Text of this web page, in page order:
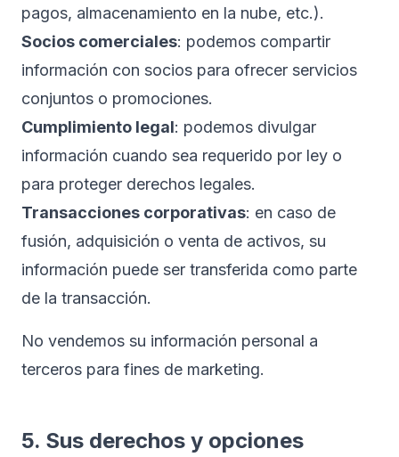
pagos, almacenamiento en la nube, etc.).
Socios comerciales: podemos compartir
información con socios para ofrecer servicios
conjuntos o promociones.
Cumplimiento legal: podemos divulgar
información cuando sea requerido por ley o
para proteger derechos legales.
Transacciones corporativas: en caso de
fusión, adquisición o venta de activos, su
información puede ser transferida como parte
de la transacción.
No vendemos su información personal a
terceros para fines de marketing.
5. Sus derechos y opciones